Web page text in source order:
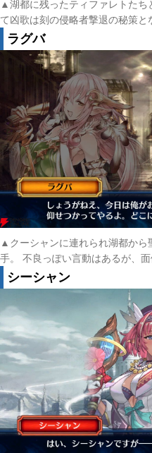
▲湖都に残ったティファレトたち
て凶歌は刻の侵略者撃退の秘策
ラグバ
▲クーシャンに連れられ湖都から
手。 不良っぽい言動はあるが、面
シーシャン